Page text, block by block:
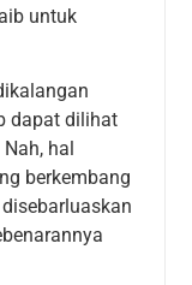
untuk
dapat dilihat
hal
berkembang